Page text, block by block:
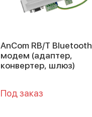
AnCom RB/T Bluetooth
модем (адаптер,
конвертер, шлюз)
Под заказ